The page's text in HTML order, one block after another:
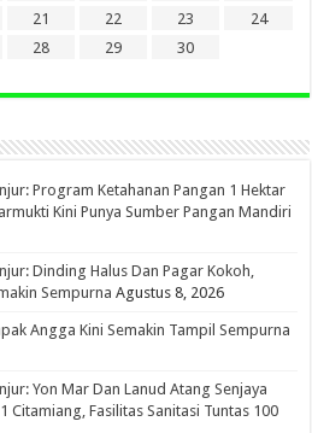
21 22 23
24
28 29
30
Program Ketahanan Pangan 1 Hektar
Kini Punya Sumber Pangan Mandiri
Dinding Halus Dan Pagar Kokoh,
Sempurna Agustus 8, 2026
Angga Kini Semakin Tampil Sempurna
Yon Mar Dan Lanud Atang Senjaya
Citamiang, Fasilitas Sanitasi Tuntas 100